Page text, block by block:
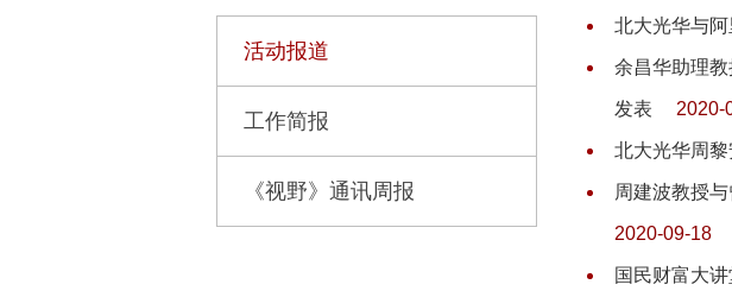
活动报道
工作简报
《视野》通讯周报
北大光华与
余昌华助理
发表 2020-
北大光华周
周建波教授
2020-09-18
国民财富大